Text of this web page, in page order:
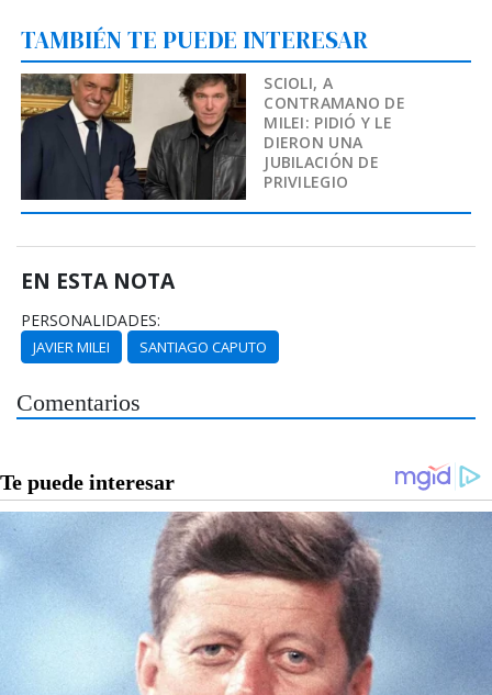
TAMBIÉN TE PUEDE INTERESAR
SCIOLI, A
CONTRAMANO DE
MILEI: PIDIÓ Y LE
DIERON UNA
JUBILACIÓN DE
PRIVILEGIO
EN ESTA NOTA
PERSONALIDADES:
JAVIER MILEI SANTIAGO CAPUTO
Comentarios